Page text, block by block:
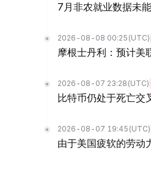
7月非农就业数据未
2026-08-08 00:25 (UTC)
摩根士丹利：预计美
2026-08-07 23:28 (UTC)
比特币仍处于死亡交
2026-08-07 19:45 (UTC)
由于美国疲软的劳动